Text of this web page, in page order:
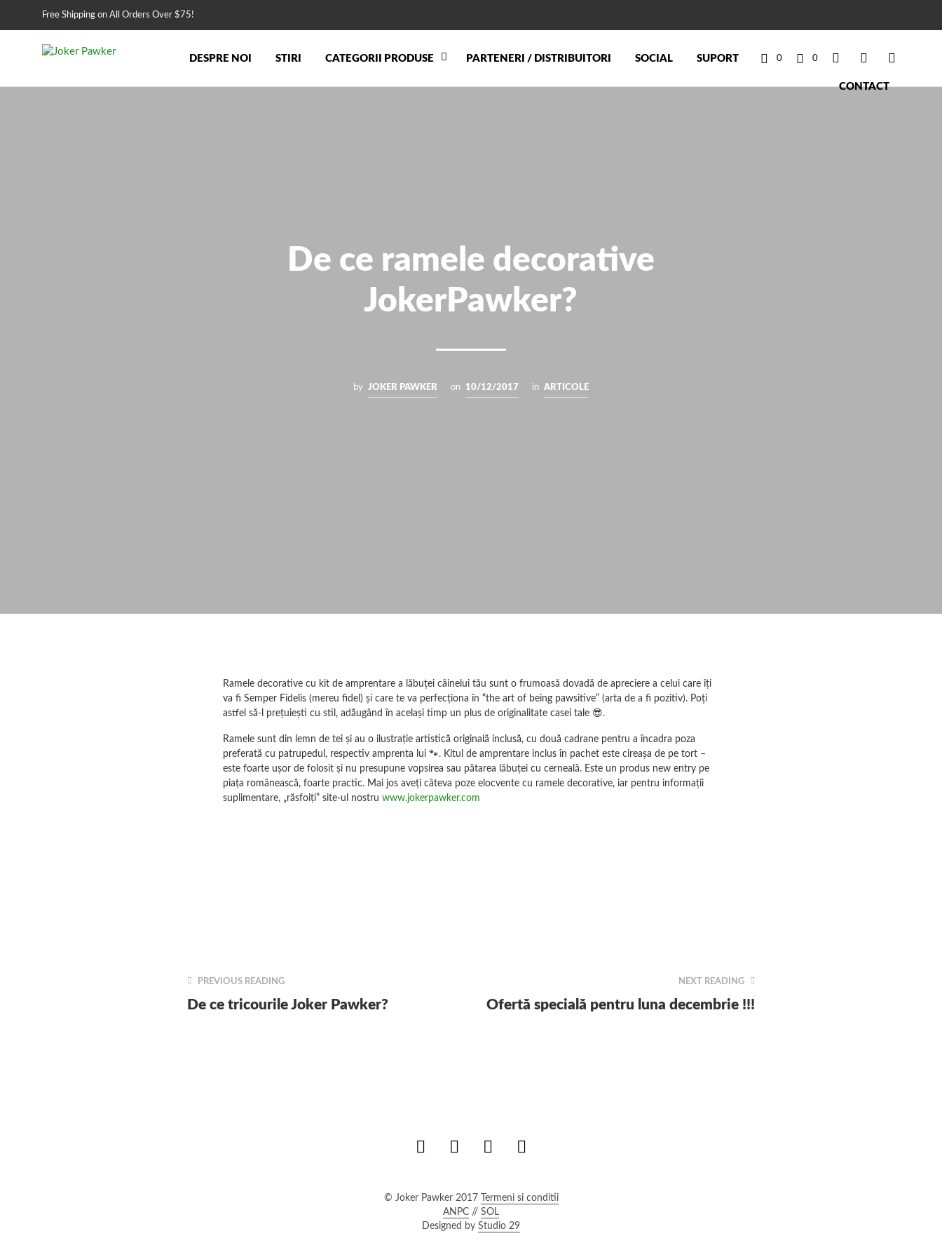
Free Shipping on All Orders Over $75!
0 0
DESPRE NOI STIRI CATEGORII PRODUSE PARTENERI / DISTRIBUITORI SOCIAL SUPORT
CONTACT
De ce ramele decorative
JokerPawker?
by JOKER PAWKER on 10/12/2017 in ARTICOLE
Ramele decorative cu kit de amprentare a lăbuței câinelui tău sunt o frumoasă dovadă de apreciere a celui care îți
va fi Semper Fidelis (mereu fidel) și care te va perfecționa în “the art of being pawsitive” (arta de a fi pozitiv). Poți
astfel să-l prețuiești cu stil, adăugând în același timp un plus de originalitate casei tale 😎.
Ramele sunt din lemn de tei și au o ilustrație artistică originală inclusă, cu două cadrane pentru a încadra poza
preferată cu patrupedul, respectiv amprenta lui 🐾. Kitul de amprentare inclus în pachet este cireașa de pe tort –
este foarte ușor de folosit și nu presupune vopsirea sau pătarea lăbuței cu cerneală. Este un produs new entry pe
piața românească, foarte practic. Mai jos aveți câteva poze elocvente cu ramele decorative, iar pentru informații
suplimentare, „răsfoiți” site-ul nostru www.jokerpawker.com
PREVIOUS READING
De ce tricourile Joker Pawker?
NEXT READING
Ofertă specială pentru luna decembrie !!!
© Joker Pawker 2017
Termeni si conditii
ANPC // SOL
Designed by Studio 29
C